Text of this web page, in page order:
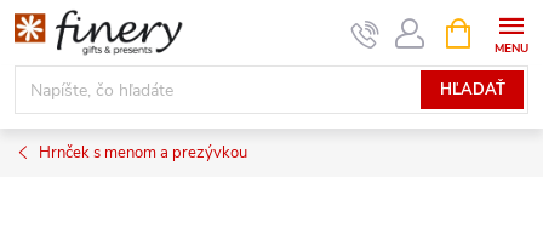
Prejsť
na
obsah
HĽADAŤ
KOŠÍK
Hrnček s menom a prezývkou